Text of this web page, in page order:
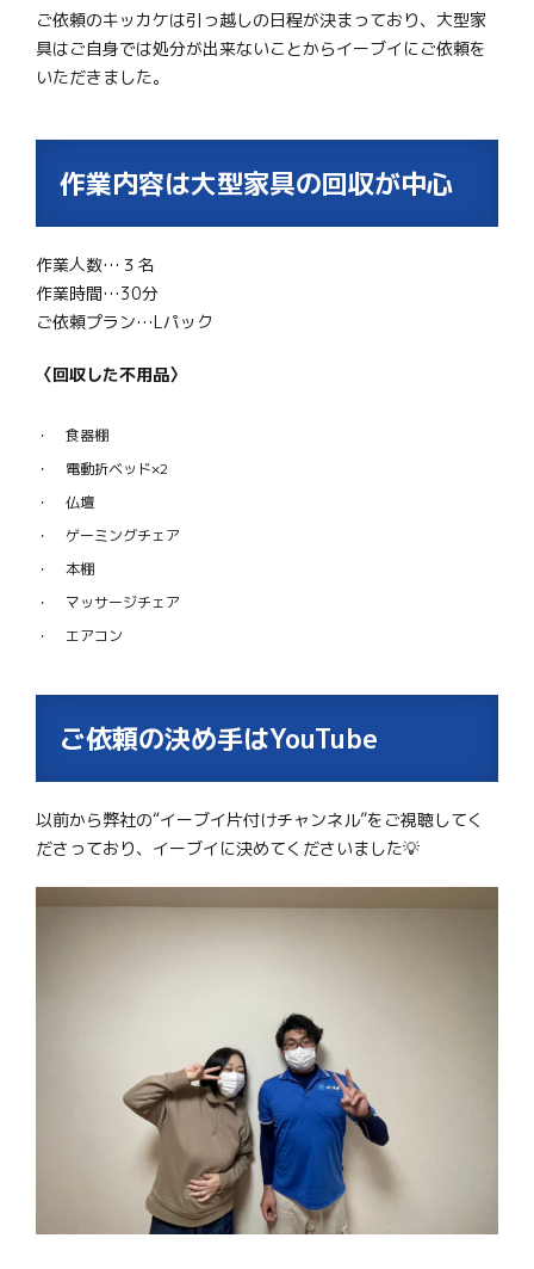
ご依頼のキッカケは引っ越しの日程が決まっており、大型家
具はご自身では処分が出来ないことからイーブイにご依頼を
いただきました。
作業内容は大型家具の回収が中心
作業人数…３名
作業時間…30分
ご依頼プラン…Lパック
〈回収した不用品〉
食器棚
電動折ベッド×2
仏壇
ゲーミングチェア
本棚
マッサージチェア
エアコン
ご依頼の決め手はYouTube
以前から弊社の“イーブイ片付けチャンネル”をご視聴してく
ださっており、イーブイに決めてくださいました💡